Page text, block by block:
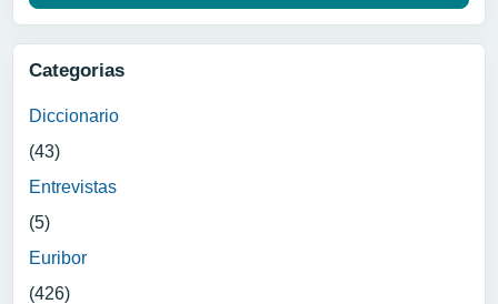
Categorias
Diccionario
(43)
Entrevistas
(5)
Euribor
(426)